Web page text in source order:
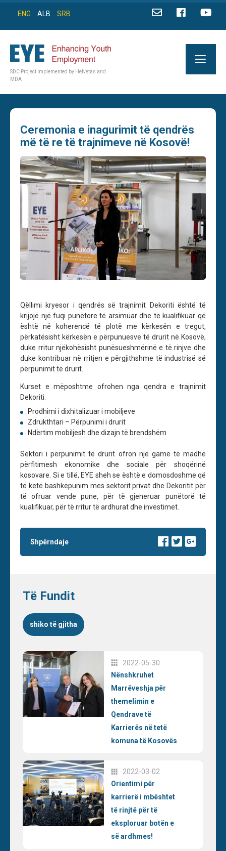
ENG ALB SRB
SDC Project Implemented by Helvetas and
MDA
Ceremonia e inagurimit të qendrës
më të re të trajnimeve në Kosovë!
Qëllimi kryesor i qendrës së trajnimit Dekoriti është të
krijojë një fuqi punëtore të arsimuar dhe të kualifikuar që
është në koherencë të plotë me kërkesën e tregut,
përkatësisht kërkesën e përpunuesve të drurit në Kosovë,
duke rritur njëkohësisht punësueshmërinë e të rinjve dhe
duke kontribuar në rritjen e përgjithshme të industrisë së
përpunimit të drurit.
Kurset e mëposhtme ofrohen nga qendra e trajnimit
Dekoriti:
Prodhimi i dixhitalizuar i mobiljeve
Zdrukthtari – Përpunimi i drurit
Ndërtim mobiljesh dhe dizajn të brendshëm
Sektori i përpunimit të drurit ofron një gamë të madhe
përfitimesh ekonomike dhe sociale për shoqërinë
kosovare. Si e tillë, EYE sheh se është e domosdoshme që
të ketë bashkëpunim mes sektorit privat dhe Dekoritit për
të ofruar vende pune, për të gjeneruar punëtorë të
kualifikuar, për të rritur të ardhurat dhe investimet.
Shpërndaje
Të Fundit
shiko të gjitha
2022-05-30
Nënshkruhet
Marrëveshja për
themelimin e
Qendrave të
Karrierës në tetë
komuna të Kosovës
2022-03-02
Orientimi për
karrierë i mbështet
të rinjtë për të
eksploruar botën e
së ardhmes!